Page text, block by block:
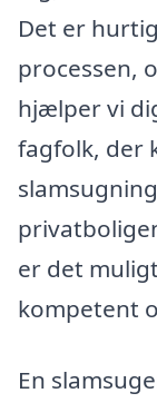
Det er
processen,
hjælper vi
fagfolk, der
er det
kompetent
En